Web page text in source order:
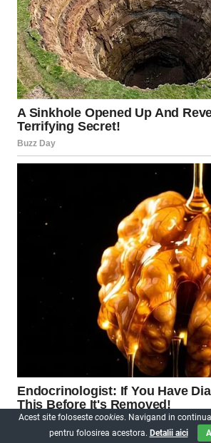
Acest site foloseste cookies. Navigand in
pentru folosirea acestora. Detalii aici